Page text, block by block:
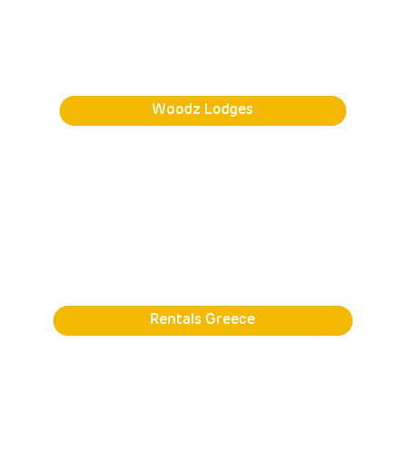
Woodz Lodges
Rentals Greece